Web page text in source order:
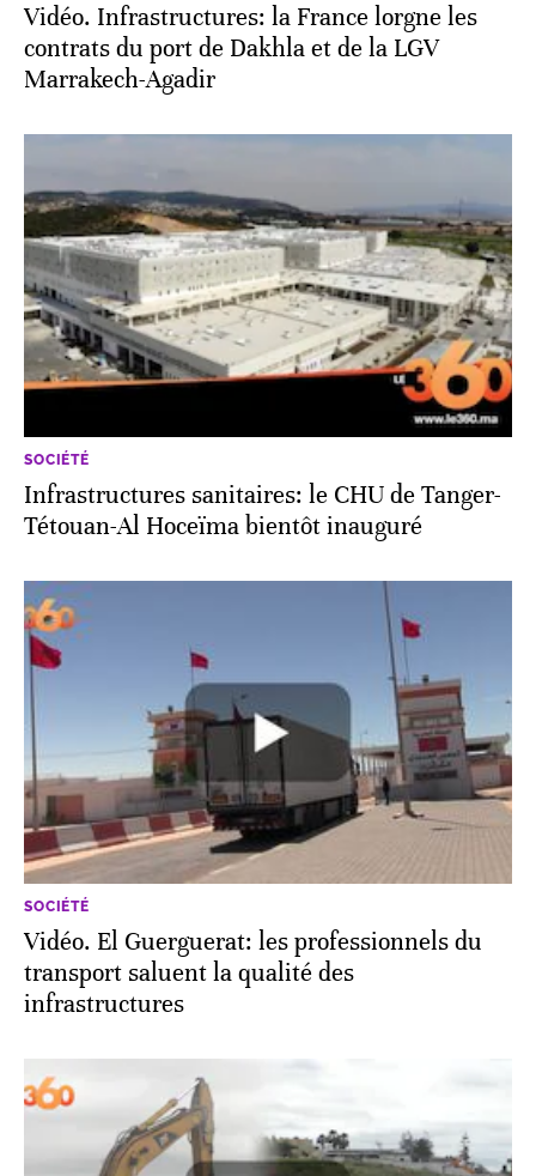
Vidéo. Infrastructures: la France lorgne les
contrats du port de Dakhla et de la LGV
Marrakech-Agadir
SOCIÉTÉ
Infrastructures sanitaires: le CHU de Tanger-
Tétouan-Al Hoceïma bientôt inauguré
SOCIÉTÉ
Vidéo. El Guerguerat: les professionnels du
transport saluent la qualité des
infrastructures